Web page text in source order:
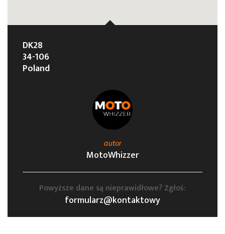
DK28
34-106
Poland
autor
MotoWhizzer
Powyższe dane są nieprawidłowe? Zgłoś:
formularz@kontaktowy